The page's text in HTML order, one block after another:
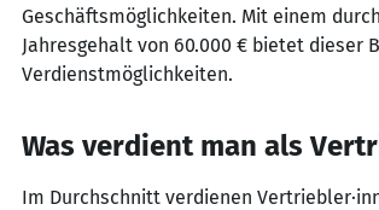
Geschäftsmöglichkeiten. Mit einem
Jahresgehalt von 60.000 € bietet dieser
Verdienstmöglichkeiten.
Was verdient man als
Im Durchschnitt verdienen